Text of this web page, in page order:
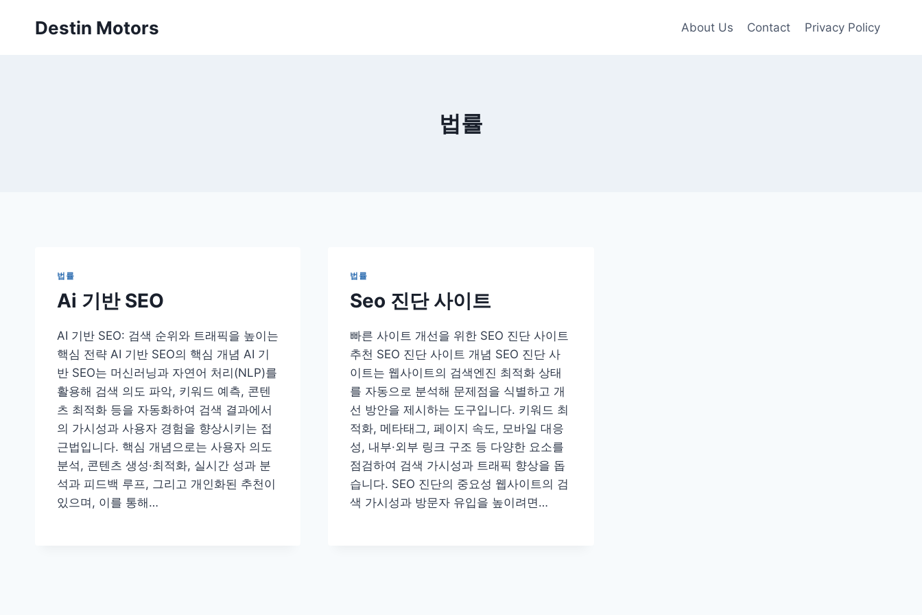
Destin Motors About Us Contact Privacy Policy
법률
법률
Ai 기반 SEO
AI 기반 SEO: 검색 순위와 트래픽을 높이는
핵심 전략 AI 기반 SEO의 핵심 개념 AI 기
반 SEO는 머신러닝과 자연어 처리(NLP)를
활용해 검색 의도 파악, 키워드 예측, 콘텐
츠 최적화 등을 자동화하여 검색 결과에서
의 가시성과 사용자 경험을 향상시키는 접
근법입니다. 핵심 개념으로는 사용자 의도
분석, 콘텐츠 생성·최적화, 실시간 성과 분
석과 피드백 루프, 그리고 개인화된 추천이
있으며, 이를 통해…
법률
Seo 진단 사이트
빠른 사이트 개선을 위한 SEO 진단 사이트
추천 SEO 진단 사이트 개념 SEO 진단 사
이트는 웹사이트의 검색엔진 최적화 상태
를 자동으로 분석해 문제점을 식별하고 개
선 방안을 제시하는 도구입니다. 키워드 최
적화, 메타태그, 페이지 속도, 모바일 대응
성, 내부·외부 링크 구조 등 다양한 요소를
점검하여 검색 가시성과 트래픽 향상을 돕
습니다. SEO 진단의 중요성 웹사이트의 검
색 가시성과 방문자 유입을 높이려면…